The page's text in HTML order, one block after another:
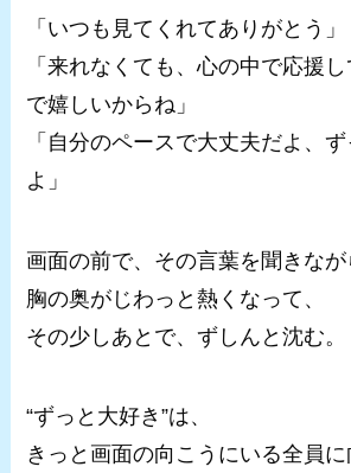
「いつも見てくれてありがとう」
「来れなくても、心の中で応援
で嬉しいからね」
「自分のペースで大丈夫だよ、
よ」
画面の前で、その言葉を聞きなが
胸の奥がじわっと熱くなって、
その少しあとで、ずしんと沈む。
“ずっと大好き”は、
きっと画面の向こうにいる全員に